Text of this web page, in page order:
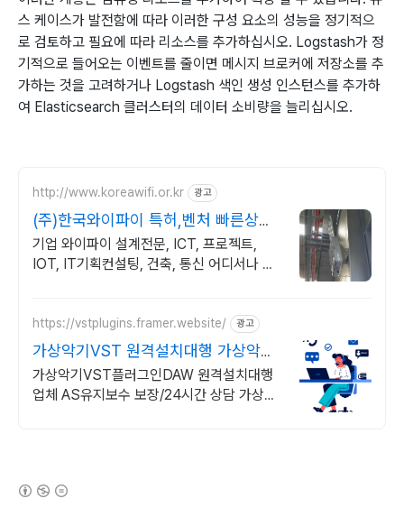
스 케이스가 발전함에 따라 이러한 구성 요소의 성능을 정기적으
로 검토하고 필요에 따라 리소스를 추가하십시오. Logstash가 정
기적으로 들어오는 이벤트를 줄이면 메시지 브로커에 저장소를 추
가하는 것을 고려하거나 Logstash 색인 생성 인스턴스를 추가하
여 Elasticsearch 클러스터의 데이터 소비량을 늘리십시오.
http://www.koreawifi.or.kr 광고
(주)한국와이파이 특허,벤처 빠른상담
가능
기업 와이파이 설계전문, ICT, 프로젝트,
IOT, IT기획컨설팅, 건축, 통신 어디서나 끊
https://vstplugins.framer.website/ 광고
가상악기VST 원격설치대행 가상악기
플러그인 원격설치대행
가상악기VST플러그인DAW 원격설치대행
업체 AS유지보수 보장/24시간 상담 가상악